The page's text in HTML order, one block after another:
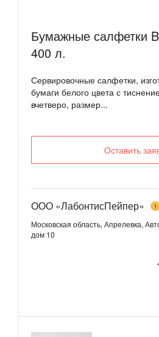
Бумажные салфетки
400 л.
Сервировочные салфетки,
бумаги белого цвета с
вчетверо, размер...
Оставить
ООО «ЛабонтисПейпер» 1
Московская область, Апрелевка,
дом 10